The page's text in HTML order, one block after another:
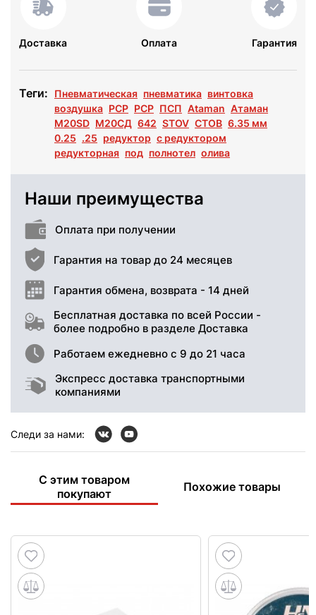
Доставка Оплата Гарантия
Теги: Пневматическая пневматика винтовка
воздушка PCP РСР ПСП Ataman Атаман
M20SD М20СД 642 STOV СТОВ 6.35 мм
0.25 .25 редуктор с редуктором
редукторная под полнотел олива
Наши преимущества
Оплата при получении
Гарантия на товар до 24 месяцев
Гарантия обмена, возврата - 14 дней
Бесплатная доставка по всей России -
более подробно в разделе Доставка
Работаем ежедневно с 9 до 21 часа
Экспресс доставка транспортными
компаниями
Следи за нами:
С этим товаром
покупают
Похожие товары